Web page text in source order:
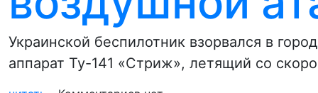
Украинской беспилотник взорвался в
аппарат Ту-141 «Стриж», летящий со